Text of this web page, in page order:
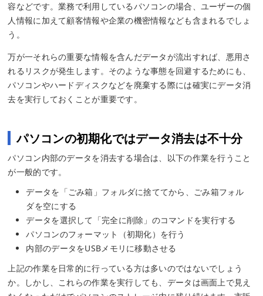
容などです。業務で利用しているパソコンの場合、ユーザーの個
人情報に加えて顧客情報や企業の機密情報なども含まれるでしょ
う。
万が一それらの重要な情報を含んだデータが流出すれば、悪用さ
れるリスクが発生します。そのような事態を回避するためにも、
パソコンやハードディスクなどを廃棄する際には確実にデータ消
去を実行しておくことが重要です。
パソコンの初期化ではデータ消去は不十分
パソコン内部のデータを消去する場合は、以下の作業を行うこと
が一般的です。
データを「ごみ箱」フォルダに捨ててから、ごみ箱フォル
ダを空にする
データを選択して「完全に削除」のコマンドを実行する
パソコンのフォーマット（初期化）を行う
内部のデータをUSBメモリに移動させる
上記の作業を日常的に行っている方は多いのではないでしょう
か。しかし、これらの作業を実行しても、データは画面上で見え